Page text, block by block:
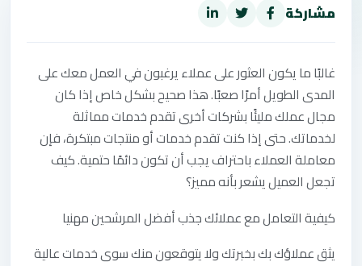
مشاركة
غالبًا ما يكون العثور على عملاء يرغبون في العمل معك على
المدى الطويل أمرًا صعبًا. هذا صحيح بشكل خاص إذا كان
مجال عملك مليئًا بشركات أخرى تقدم خدمات مماثلة
لخدماتك. حتى إذا كنت تقدم خدمات أو منتجات مبتكرة، فإن
معاملة العملاء باحتراف يجب أن تكون دائمًا حتمية. كيف
تجعل العميل يشعر بأنه مميز؟
كيفية‭ ‬التعامل‭ ‬مع‭ ‬عملائك‭ ‬جذب‭ ‬أفضل‭ ‬المرشحين‭ ‬مهنيا
يثق عملاؤك بك بخبرتك ولا يتوقعون منك سوى خدمات عالية